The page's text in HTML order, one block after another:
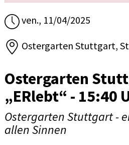
ven., 11/04/2025
Ostergarten Stuttgart,
Ostergarten
„ERlebt“ - 15:40
Ostergarten Stuttgart -
allen Sinnen